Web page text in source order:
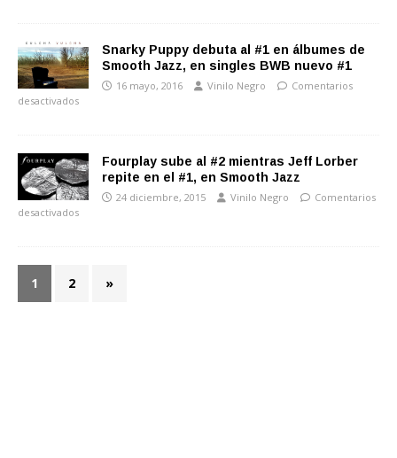
Snarky Puppy debuta al #1 en álbumes de
Smooth Jazz, en singles BWB nuevo #1
16 mayo, 2016 Vinilo Negro
Comentarios
desactivados
Fourplay sube al #2 mientras Jeff Lorber
repite en el #1, en Smooth Jazz
24 diciembre, 2015 Vinilo Negro
Comentarios
desactivados
1 2 »